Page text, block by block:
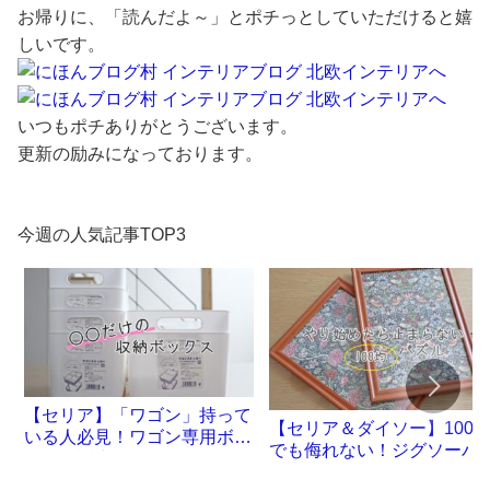
お帰りに、「読んだよ～」とポチっとしていただけると嬉
しいです。
いつもポチありがとうございます。
更新の励みになっております。
今週の人気記事TOP3
【セリア】「ワゴン」持って
いる人必見！ワゴン専用ボッ
【セリア＆ダイソー】100円
でも侮れない！ジグソーパ